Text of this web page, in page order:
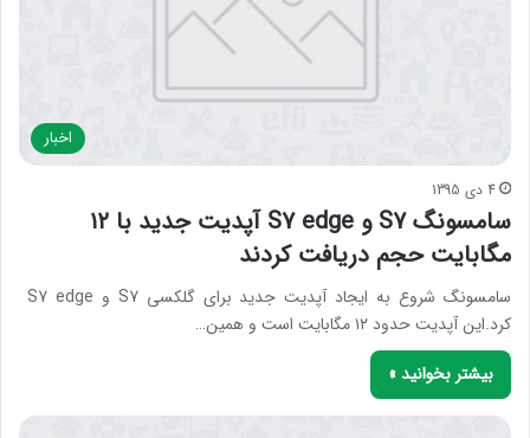
اخبار
4 دی 1395
سامسونگ S7 و S7 edge آپدیت جدید با ۱۲
مگابایت حجم دریافت کردند
کرد.این آپدیت حدود ۱۲ مگابایت است و همین…
بیشتر بخوانید »